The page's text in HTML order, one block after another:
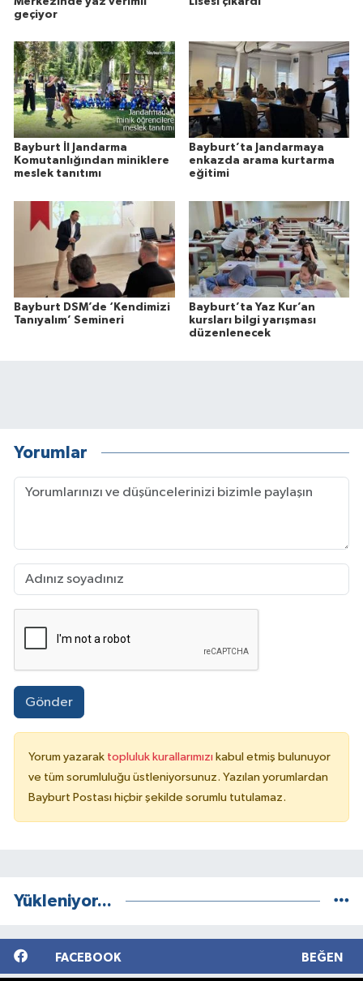
geçiyor
Bayburt İl Jandarma
Komutanlığından miniklere
meslek tanıtımı
Bayburt’ta Jandarmaya
enkazda arama kurtarma
eğitimi
Bayburt DSM’de ‘Kendimizi
Tanıyalım’ Semineri
Bayburt’ta Yaz Kur’an
kursları bilgi yarışması
düzenlenecek
Yorumlar
Gönder
Yorum yazarak topluluk kurallarımızı kabul etmiş bulunuyor
ve tüm sorumluluğu üstleniyorsunuz. Yazılan yorumlardan
Bayburt Postası hiçbir şekilde sorumlu tutulamaz.
Yükleniyor...
FACEBOOK BEĞEN